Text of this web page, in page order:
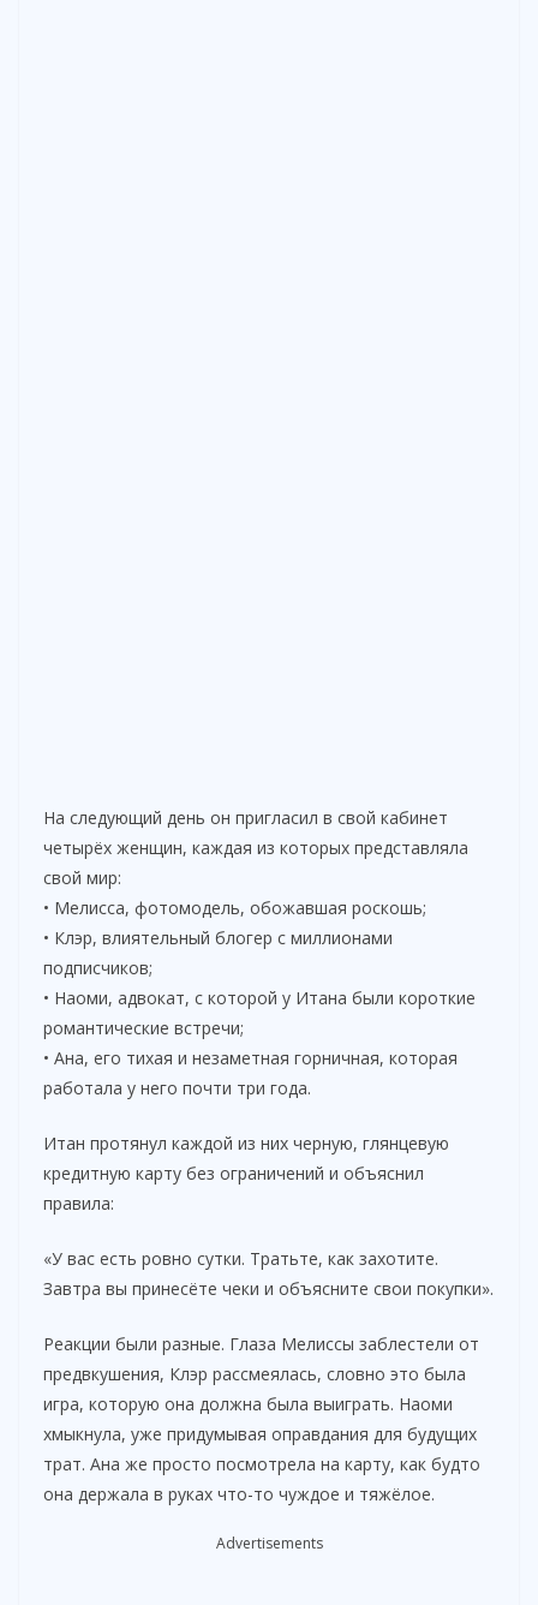
На следующий день он пригласил в свой кабинет
четырёх женщин, каждая из которых представляла
свой мир:
• Мелисса, фотомодель, обожавшая роскошь;
• Клэр, влиятельный блогер с миллионами
подписчиков;
• Наоми, адвокат, с которой у Итана были короткие
романтические встречи;
• Ана, его тихая и незаметная горничная, которая
работала у него почти три года.
Итан протянул каждой из них черную, глянцевую
кредитную карту без ограничений и объяснил
правила:
«У вас есть ровно сутки. Тратьте, как захотите.
Завтра вы принесёте чеки и объясните свои покупки».
Реакции были разные. Глаза Мелиссы заблестели от
предвкушения, Клэр рассмеялась, словно это была
игра, которую она должна была выиграть. Наоми
хмыкнула, уже придумывая оправдания для будущих
трат. Ана же просто посмотрела на карту, как будто
она держала в руках что-то чуждое и тяжёлое.
Advertisements